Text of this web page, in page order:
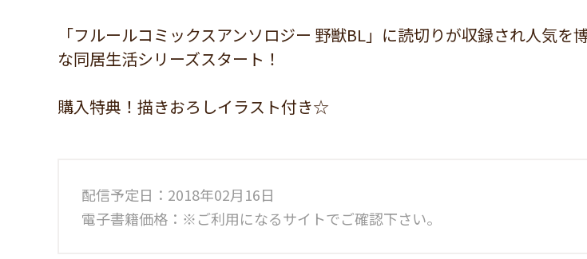
「フルールコミックスアンソロジー 野獣BL」に読切りが収録され人気
な同居生活シリーズスタート！
購入特典！描きおろしイラスト付き☆
配信予定日：2018年02月16日
電子書籍価格：※ご利用になるサイトでご確認下さい。